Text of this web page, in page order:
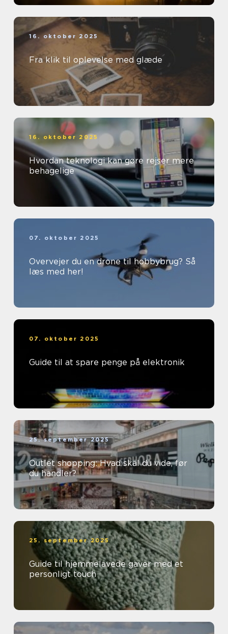
16. oktober 2025
Fra klik til oplevelse med glæde
16. oktober 2025
Hvordan teknologi kan gøre rejser mere
behagelige
07. oktober 2025
Overvejer du en drone til hobbybrug? Så
læs med her!
07. oktober 2025
Guide til at spare penge på elektronik
25. september 2025
Outlet shopping: Hvad skal du vide, før
du handler?
25. september 2025
Guide til hjemmelavede gaver med et
personligt touch